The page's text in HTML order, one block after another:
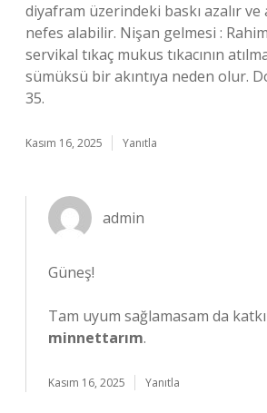
diyafram üzerindeki baskı azalır
nefes alabilir. Nişan gelmesi :
servikal tıkaç mukus tıkacının
sümüksü bir akıntıya neden olur.
35.
Kasım 16, 2025 Yanıtla
admin
Güneş!
Tam uyum sağlamasam da
minnettarım.
Kasım 16, 2025 Yanıtla